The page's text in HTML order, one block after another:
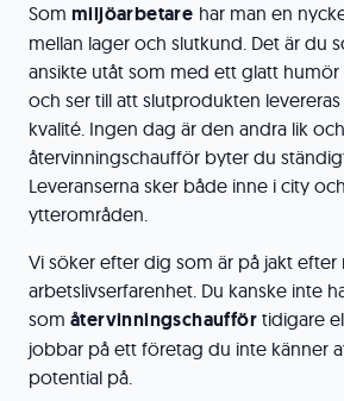
Som miljöarbetare har man en
mellan lager och slutkund. Det är du
ansikte utåt som med ett glatt
och ser till att slutprodukten
kvalité. Ingen dag är den andra lik
återvinningschaufför byter du
Leveranserna sker både inne i city
ytterområden.
Vi söker efter dig som är på jakt efter
arbetslivserfarenhet. Du kanske inte
som återvinningschaufförtidigare
jobbar på ett företag du inte känner
potential på.